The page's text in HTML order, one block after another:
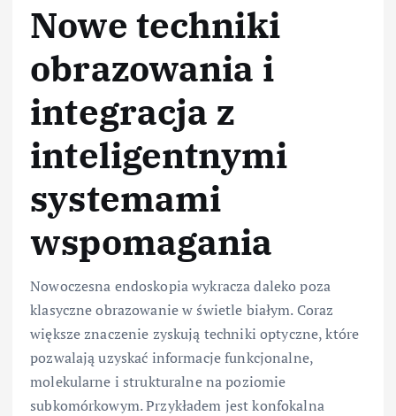
Nowe techniki
obrazowania i
integracja z
inteligentnymi
systemami
wspomagania
Nowoczesna endoskopia wykracza daleko poza
klasyczne obrazowanie w świetle białym. Coraz
większe znaczenie zyskują techniki optyczne, które
pozwalają uzyskać informacje funkcjonalne,
molekularne i strukturalne na poziomie
subkomórkowym. Przykładem jest konfokalna